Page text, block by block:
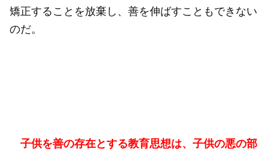
矯正することを放棄し、善を伸ばすこともできない
のだ。
子供を善の存在とする教育思想は、子供の悪の部